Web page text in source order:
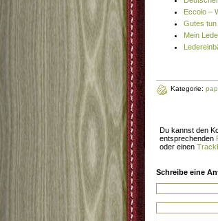
Eccolo –
Gutes
Mein
Kategorie:
Du kannst den
entsprechenden
oder einen
Schreibe eine